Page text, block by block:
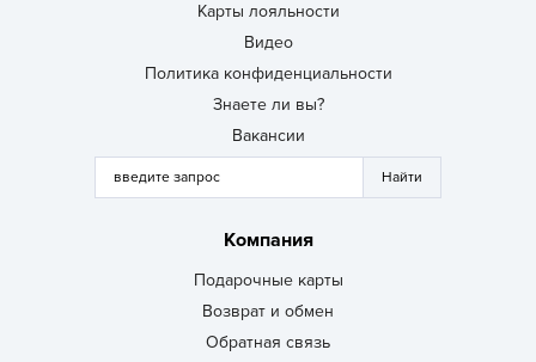
Карты лояльности
Видео
Политика конфиденциальности
Знаете ли вы?
Вакансии
Компания
Подарочные карты
Возврат и обмен
Обратная связь